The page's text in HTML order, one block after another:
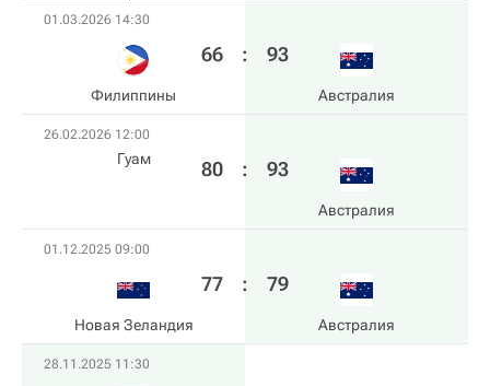
01.03.2026 14:30
Филиппины
66 : 93
Австралия
26.02.2026 12:00
Гуам 80 : 93
Австралия
01.12.2025 09:00
Новая Зеландия
77 : 79
Австралия
28.11.2025 11:30